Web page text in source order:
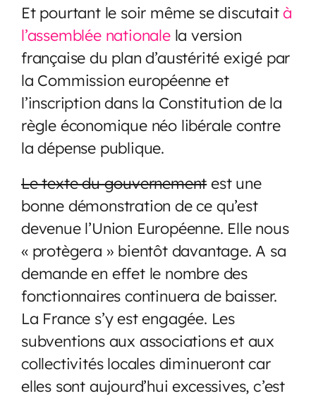
Et pourtant le soir même se discutaità
l’assemblée nationalela version
française du plan d’austérité exigé par
la Commission européenne et
l’inscription dans la Constitution de la
règle économique néo libérale contre
la dépense publique.
Le texte du gouvernementest une
bonne démonstration de ce qu’est
devenue l’Union Européenne. Elle nous
« protègera » bientôt davantage. A sa
demande en effet le nombre des
fonctionnaires continuera de baisser.
La France s’y est engagée. Les
subventions aux associations et aux
collectivités locales diminueront car
elles sont aujourd’hui excessives, c’est